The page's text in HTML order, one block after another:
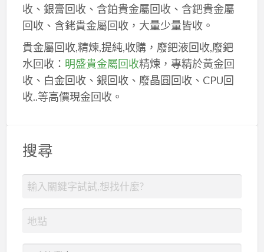
收、銀膏回收、含鉑貴金屬回收、含鈀貴金屬
回收、含銠貴金屬回收，大量少量皆收。
貴金屬回收,精煉,提純,收購，廢鈀液回收,廢鈀
水回收： 明盛貴金屬回收精煉，專精於黃金回
收、白金回收、銀回收、廢晶圓回收、CPU回
收..等高價現金回收。
搜尋